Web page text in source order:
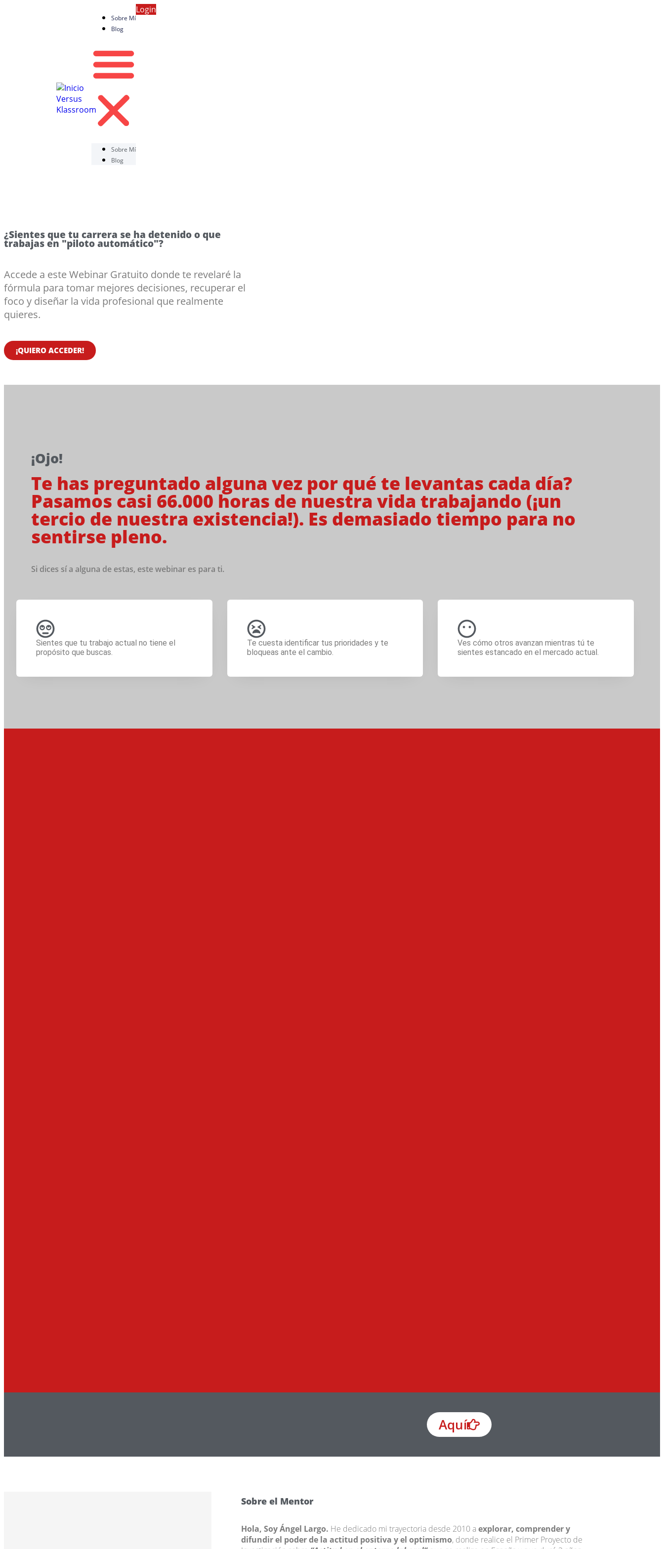
Sobre Mí
Blog
Sobre Mí
Blog
Login
¿Sientes que tu carrera se ha detenido o que
trabajas en "piloto automático"?
Accede a este Webinar Gratuito donde te revelaré la
fórmula para tomar mejores decisiones, recuperar el
foco y diseñar la vida profesional que realmente
quieres.
¡QUIERO ACCEDER!
¡Ojo!
Te has preguntado alguna vez por qué te levantas cada día?
Pasamos casi 66.000 horas de nuestra vida trabajando (¡un
tercio de nuestra existencia!). Es demasiado tiempo para no
sentirse pleno.
Si dices sí a alguna de estas, este webinar es para ti.
Sientes que tu trabajo actual no tiene el
propósito que buscas.
Te cuesta identificar tus prioridades y te
bloqueas ante el cambio.
Ves cómo otros avanzan mientras tú te
sientes estancado en el mercado actual.
Aquí
Sobre el Mentor
Hola, Soy Ángel Largo. He dedicado mi trayectoria desde 2010 a explorar, comprender y
difundir el poder de la actitud positiva y el optimismo, donde realice el Primer Proyecto de